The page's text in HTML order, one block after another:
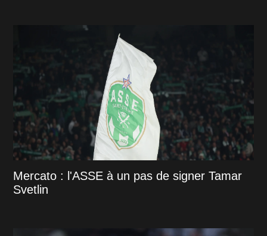
Mercato : l'ASSE à un pas de signer Tamar
Svetlin